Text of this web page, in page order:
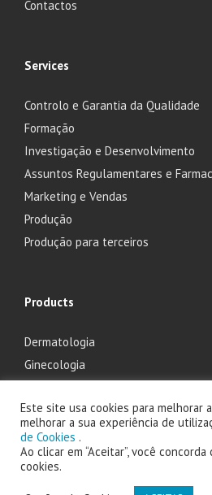
Contactos
Services
Controlo e Garantia da Qualidade
Formação
Investigação e Desenvolvimento
Assuntos Regulamentares e
Marketing e Vendas
Produção
Produção para terceiros
Products
Dermatologia
Ginecologia
Otorrinolaringologia
2025 Laboratório Edol - Produtos
Este site usa cookies para melhorar
melhorar a sua experiência de
de Cookies .
Ao clicar em “Aceitar”, você
cookies.